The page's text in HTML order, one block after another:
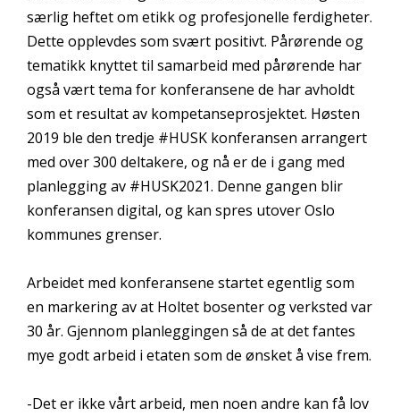
særlig heftet om etikk og profesjonelle ferdigheter.
Dette opplevdes som svært positivt. Pårørende og
tematikk knyttet til samarbeid med pårørende har
også vært tema for konferansene de har avholdt
som et resultat av kompetanseprosjektet. Høsten
2019 ble den tredje #HUSK konferansen arrangert
med over 300 deltakere, og nå er de i gang med
planlegging av #HUSK2021. Denne gangen blir
konferansen digital, og kan spres utover Oslo
kommunes grenser.
Arbeidet med konferansene startet egentlig som
en markering av at Holtet bosenter og verksted var
30 år. Gjennom planleggingen så de at det fantes
mye godt arbeid i etaten som de ønsket å vise frem.
-Det er ikke vårt arbeid, men noen andre kan få lov